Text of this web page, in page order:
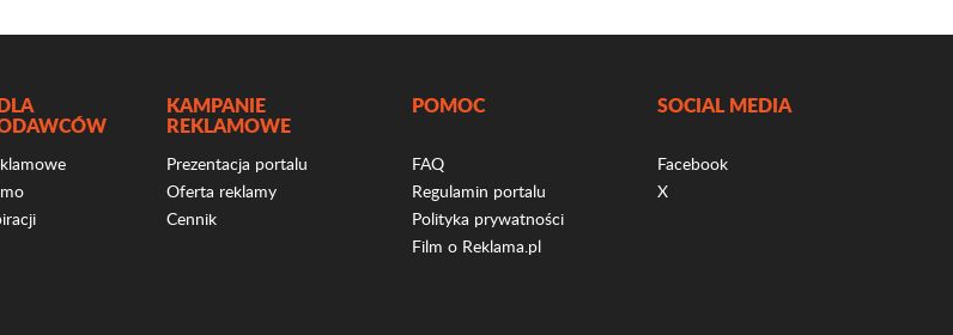
KAMPANIE
REKLAMOWE
Prezentacja portalu
Oferta reklamy
Cennik
POMOC
FAQ
Regulamin portalu
Polityka prywatności
Film o Reklama.pl
SOCIAL MEDIA
Facebook
X